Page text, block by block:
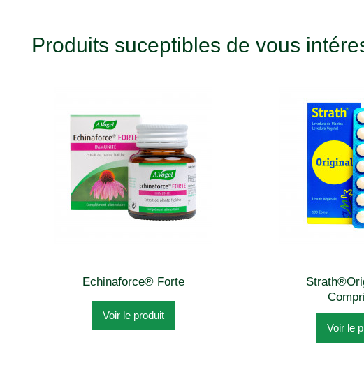
Produits suceptibles de vous
Echinaforce® Forte
Voir le produit
Voir le